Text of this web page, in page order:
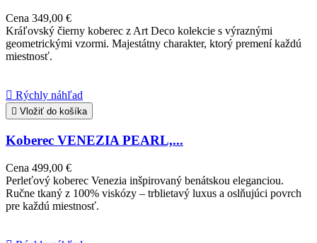
Cena 349,00 €
Kráľovský čierny koberec z Art Deco kolekcie s výraznými
geometrickými vzormi. Majestátny charakter, ktorý premení každú
miestnosť.
 Rýchly náhľad
 Vložiť do košíka
Koberec VENEZIA PEARL,...
Cena 499,00 €
Perleťový koberec Venezia inšpirovaný benátskou eleganciou.
Ručne tkaný z 100% viskózy – trblietavý luxus a oslňujúci povrch
pre každú miestnosť.